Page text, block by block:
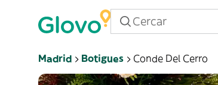
Madrid Botigues Conde Del Cerro